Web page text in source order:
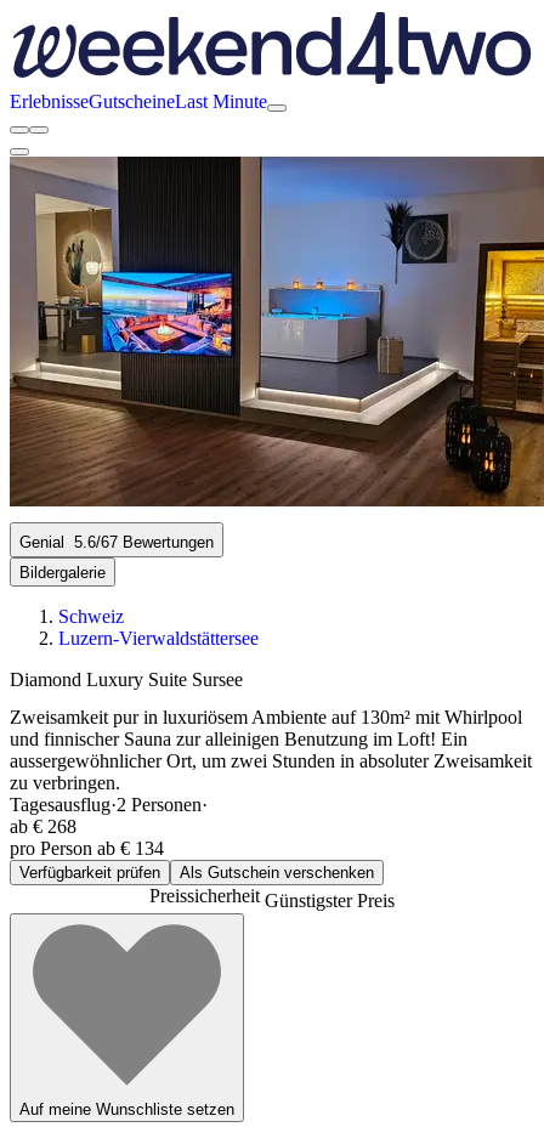
ErlebnisseGutscheineLast Minute
Genial 5.6/67 Bewertungen
Bildergalerie
Schweiz
Luzern-Vierwaldstättersee
Diamond Luxury Suite Sursee
Zweisamkeit pur in luxuriösem Ambiente auf 130m² mit Whirlpool
und finnischer Sauna zur alleinigen Benutzung im Loft! Ein
aussergewöhnlicher Ort, um zwei Stunden in absoluter Zweisamkeit
zu verbringen.
Tagesausflug·2 Personen·
ab € 268
pro Person ab € 134
Verfügbarkeit prüfen Als Gutschein verschenken
PreissicherheitGünstigster Preis
Auf meine Wunschliste setzen